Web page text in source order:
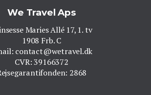
We Travel Aps
Maries Allé 17, 1. tv
1908 Frb. C
contact@wetravel.dk
CVR: 39166372
2868